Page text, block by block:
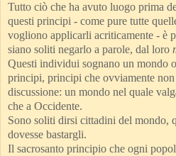
Tutto ciò che ha avuto luogo prima
questi principi - come pure tutte
vogliono applicarli acriticamente - è
siano soliti negarlo a parole, dal loro
Questi individui sognano un mondo
principi, principi che ovviamente
discussione: un mondo nel quale
che a Occidente.
Sono soliti dirsi cittadini del mondo,
dovesse bastargli.
Il sacrosanto principio che ogni